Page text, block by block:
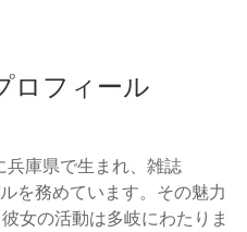
ロフィール
庫県で生まれ、雑誌
を務めています。その魅力
女の活動は多岐にわたりま